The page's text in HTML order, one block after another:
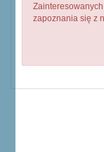
zapoznania się z